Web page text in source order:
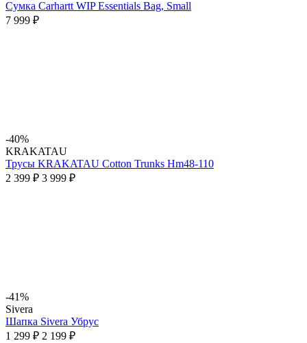
Сумка Carhartt WIP Essentials Bag, Small
7 999 ₽
-40%
KRAKATAU
Трусы KRAKATAU Cotton Trunks Hm48-110
2 399 ₽ 3 999 ₽
-41%
Sivera
Шапка Sivera Убрус
1 299 ₽ 2 199 ₽